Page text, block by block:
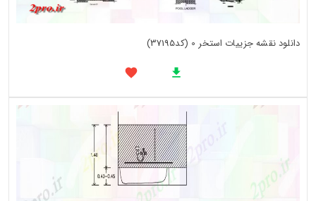
دانلود نقشه جزییات استخر 0 (کد37195)